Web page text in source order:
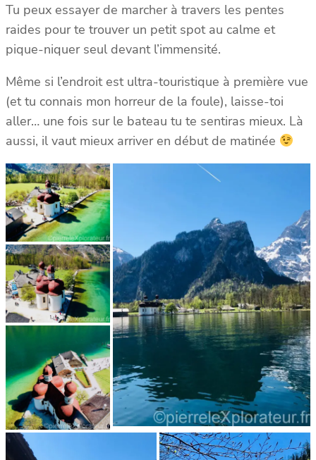
Tu peux essayer de marcher à travers les pentes
raides pour te trouver un petit spot au calme et
pique-niquer seul devant l’immensité.
Même si l’endroit est ultra-touristique à première vue
(et tu connais mon horreur de la foule), laisse-toi
aller… une fois sur le bateau tu te sentiras mieux. Là
aussi, il vaut mieux arriver en début de matinée